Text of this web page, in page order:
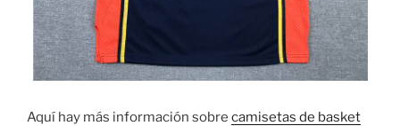
Aquí hay más información sobre camisetas de basket